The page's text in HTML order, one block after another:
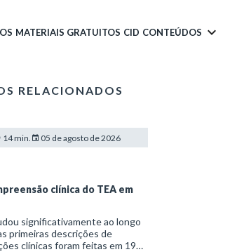
MATERIAIS GRATUITOS CID CONTEÚDOS
RELACIONADOS
14 min. 05 de agosto de 2026
clínica do TEA em
primeiras descrições de
clínicas foram feitas em 1943